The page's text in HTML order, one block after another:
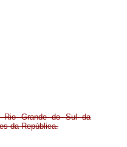
Rio Grande do Sul da
da República.